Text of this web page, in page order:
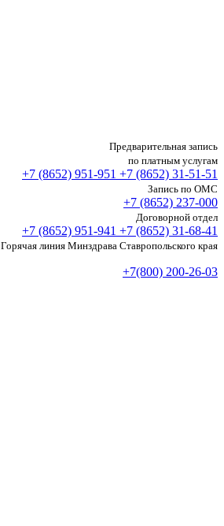
Предварительная запись
по платным услугам
+7 (8652) 951-951 +7 (8652) 31-51-51
Запись по ОМС
+7 (8652) 237-000
Договорной отдел
+7 (8652) 951-941 +7 (8652) 31-68-41
Горячая линия Минздрава Ставропольского края
+7(800) 200-26-03